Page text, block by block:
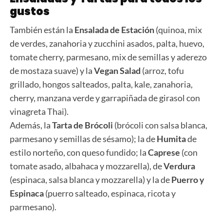
gustos
También están la Ensalada de Estación(quinoa, mix
de verdes, zanahoria y zucchini asados, palta, huevo,
tomate cherry, parmesano, mix de semillas y aderezo
de mostaza suave) y laVegan Salad (arroz, tofu
grillado, hongos salteados, palta, kale, zanahoria,
cherry, manzana verde y garrapiñada de girasol con
vinagreta Thai).
Además, laTarta de Brócoli (brócoli con salsa blanca,
parmesano y semillas de sésamo); la deHumitade
estilo norteño, con queso fundido; laCaprese (con
tomate asado, albahaca y mozzarella), deVerdura
(espinaca, salsa blanca y mozzarella) y la dePuerro y
Espinaca(puerro salteado, espinaca, ricota y
parmesano).